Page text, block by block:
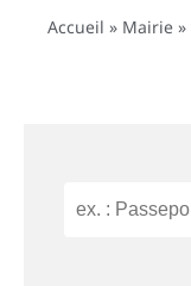
Accueil » Mairie »